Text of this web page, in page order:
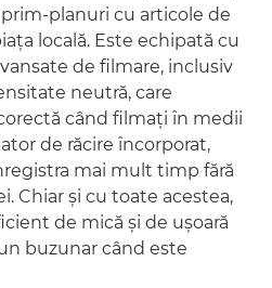
planuri cu articole de
locală. Este echipată cu
de filmare, inclusiv
neutră, care
când filmaţi în medii
de răcire încorporat,
mai mult timp fără
Chiar şi cu toate acestea,
de mică şi de uşoară
buzunar când este